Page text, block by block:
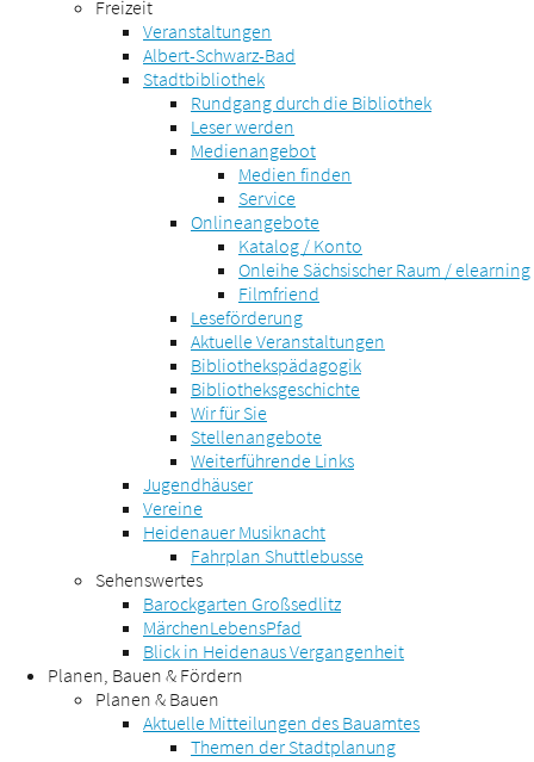
Freizeit
Veranstaltungen
Albert-Schwarz-Bad
Stadtbibliothek
Rundgang durch die Bibliothek
Leser werden
Medienangebot
Medien finden
Service
Onlineangebote
Katalog / Konto
Onleihe Sächsischer Raum / elearning
Filmfriend
Leseförderung
Aktuelle Veranstaltungen
Bibliothekspädagogik
Bibliotheksgeschichte
Wir für Sie
Stellenangebote
Weiterführende Links
Jugendhäuser
Vereine
Heidenauer Musiknacht
Fahrplan Shuttlebusse
Sehenswertes
Barockgarten Großsedlitz
MärchenLebensPfad
Blick in Heidenaus Vergangenheit
Planen, Bauen & Fördern
Planen & Bauen
Aktuelle Mitteilungen des Bauamtes
Themen der Stadtplanung